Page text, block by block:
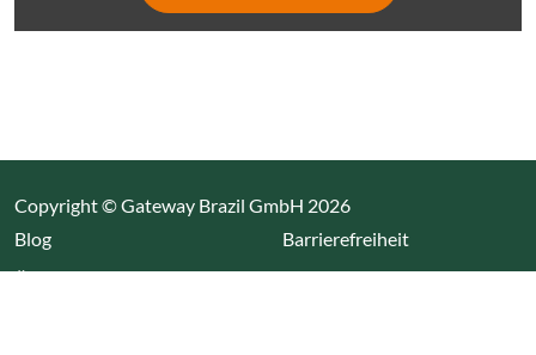
Copyright © Gateway Brazil GmbH 2026
Blog(Link öffnet einen neuen Tab)
Über uns
Barrierefreiheit
Impressum